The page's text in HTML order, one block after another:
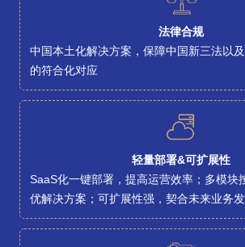
法律合规
中国本土化解决方案，保障中国新三法以
的符合化对应
轻量部署&可扩展性
SaaS化一键部署，提高运营效率；多模块
优解决方案；可扩展性强，契合未来业务